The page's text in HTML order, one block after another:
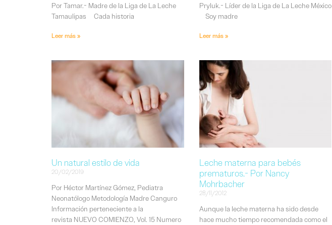
Por Tamar.- Madre de la Liga de La Leche
Tamaulipas Cada historia
Leer más »
Pryluk.- Líder de la Liga de La Leche México
Soy madre
Leer más »
Un natural estilo de vida
20/02/2019
Por Héctor Martínez Gómez, Pediatra
Neonatólogo Metodología Madre Canguro
Información perteneciente a la
revista NUEVO COMIENZO, Vol. 15 Numero
Leche materna para bebés
prematuros.- Por Nancy
Mohrbacher
28/11/2012
Aunque la leche materna ha sido desde
hace mucho tiempo recomendada como el